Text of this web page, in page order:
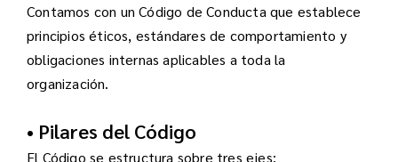
Contamos con un Código de Conducta que establece
principios éticos, estándares de comportamiento y
obligaciones internas aplicables a toda la
organización.
• Pilares del Código
El Código se estructura sobre tres ejes: